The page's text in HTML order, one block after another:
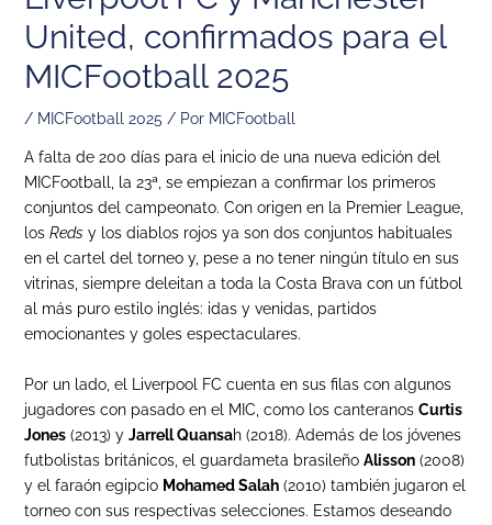
United, confirmados para el
MICFootball 2025
/ MICFootball 2025 / Por MICFootball
A falta de 200 días para el inicio de una nueva edición del
MICFootball, la 23ª, se empiezan a confirmar los primeros
conjuntos del campeonato. Con origen en la Premier League,
los Reds y los diablos rojos ya son dos conjuntos habituales
en el cartel del torneo y, pese a no tener ningún título en sus
vitrinas, siempre deleitan a toda la Costa Brava con un fútbol
al más puro estilo inglés: idas y venidas, partidos
emocionantes y goles espectaculares.
Por un lado, el Liverpool FC cuenta en sus filas con algunos
jugadores con pasado en el MIC, como los canteranos Curtis
Jones(2013) y Jarrell Quansah (2018). Además de los jóvenes
futbolistas británicos, el guardameta brasileño Alisson(2008)
y el faraón egipcio Mohamed Salah(2010) también jugaron el
torneo con sus respectivas selecciones. Estamos deseando